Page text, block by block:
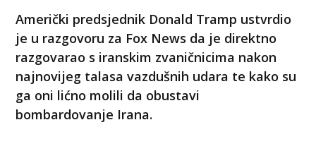
Američki predsjednik Donald Tramp ustvrdio
je u razgovoru za Fox News da je direktno
razgovarao s iranskim zvaničnicima nakon
najnovijeg talasa vazdušnih udara te kako su
ga oni lićno molili da obustavi
bombardovanje Irana.